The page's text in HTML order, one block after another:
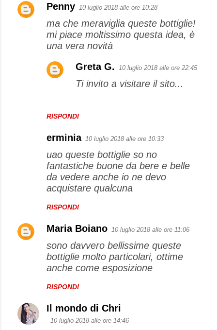
Penny 10 luglio 2018 alle ore 10:28
ma che meraviglia queste bottiglie!
mi piace moltissimo questa idea, è
una vera novità
RISPONDI
Greta G. 10 luglio 2018 alle ore 22:45
Ti invito a visitare il sito...
erminia 10 luglio 2018 alle ore 10:33
uao queste bottiglie so no
fantastiche buone da bere e belle
da vedere anche io ne devo
acquistare qualcuna
RISPONDI
Maria Boiano 10 luglio 2018 alle ore 11:06
sono davvero bellissime queste
bottiglie molto particolari, ottime
anche come esposizione
RISPONDI
Il mondo di Chri
10 luglio 2018 alle ore 14:46